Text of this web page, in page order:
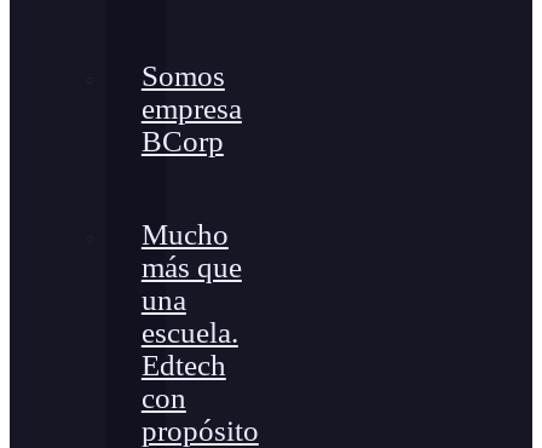
Somos
empresa
BCorp
Mucho
más que
una
escuela.
Edtech
con
propósito